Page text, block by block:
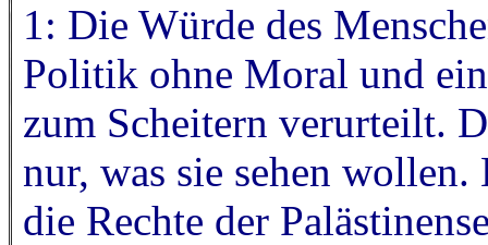
1: Die Würde des
Politik ohne Moral und
zum Scheitern verurteilt.
nur, was sie sehen
die Rechte der